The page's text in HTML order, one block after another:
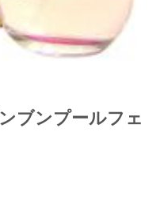
ブンプールフェ